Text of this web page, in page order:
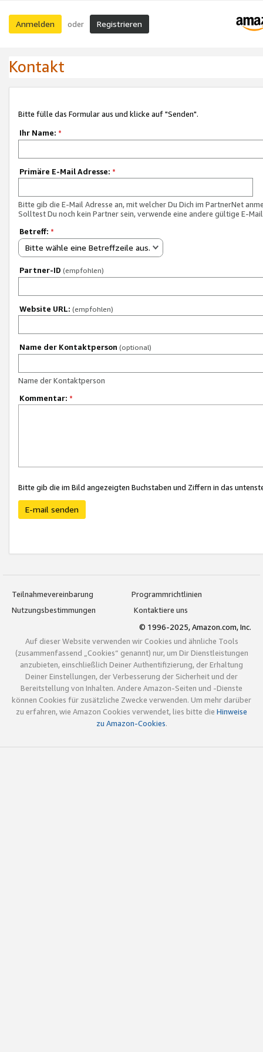
Anmelden oder Registrieren
Kontakt
Bitte fülle das Formular aus und klicke auf "Senden".
Ihr Name: *
Primäre E-Mail Adresse: *
Bitte gib die E-Mail Adresse an, mit welcher Du Dich im PartnerNet
Solltest Du noch kein Partner sein, verwende eine andere gültige E-
Betreff: *
Bitte wähle eine Betreffzeile aus.
Partner-ID (empfohlen)
Website URL: (empfohlen)
Name der Kontaktperson (optional)
Name der Kontaktperson
Kommentar: *
Bitte gib die im Bild angezeigten Buchstaben und Ziffern in das
E-mail senden
Teilnahmevereinbarung
Programmrichtlinien
Nutzungsbestimmungen
Kontaktiere uns
© 1996-2025, Amazon.com, Inc.
Auf dieser Website verwenden wir Cookies und ähnliche Tools
(zusammenfassend „Cookies“ genannt) nur, um Dir Dienstleistungen
anzubieten, einschließlich Deiner Authentifizierung, der Erhaltung
Deiner Einstellungen, der Verbesserung der Sicherheit und der
Bereitstellung von Inhalten. Andere Amazon-Seiten und -Dienste
können Cookies für zusätzliche Zwecke verwenden. Um mehr darüber
zu erfahren, wie Amazon Cookies verwendet, lies bitte die Hinweise
zu Amazon-Cookies.